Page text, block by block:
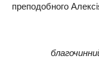
преподобного